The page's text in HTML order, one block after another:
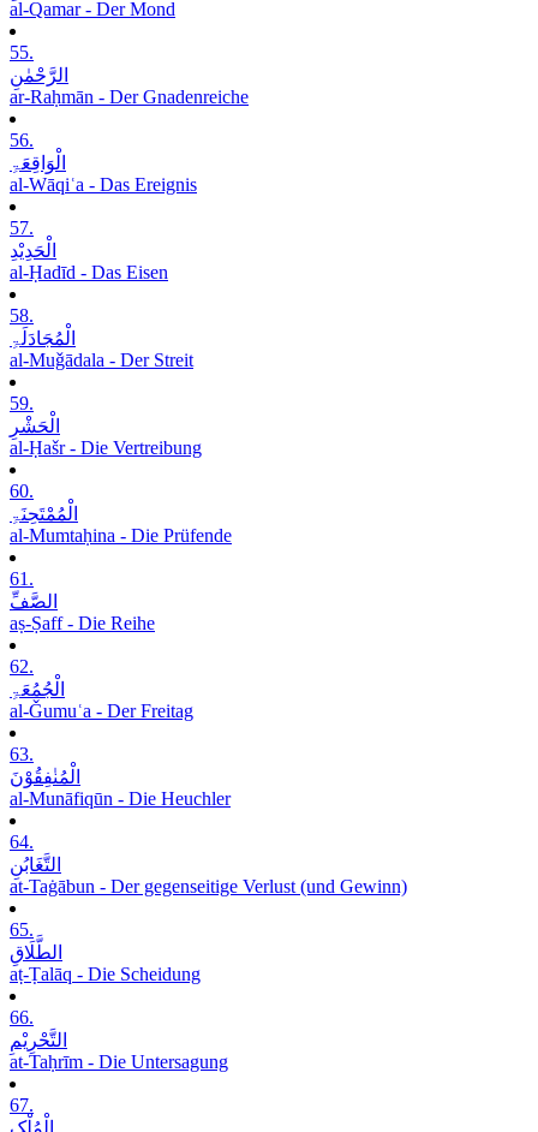
al-Qamar - Der Mond
55.
الرَّحْمٰنِ
ar-Raḥmān - Der Gnadenreiche
56.
الْوَاقِعَۃِ
al-Wāqiʿa - Das Ereignis
57.
الْحَدِیْدِ
al-Ḥadīd - Das Eisen
58.
الْمُجَادَلَۃِ
al-Muǧādala - Der Streit
59.
الْحَشْرِ
al-Ḥašr - Die Vertreibung
60.
الْمُمْتَحِنَۃِ
al-Mumtaḥina - Die Prüfende
61.
الصَّفِّ
aṣ-Ṣaff - Die Reihe
62.
الْجُمُعَۃِ
al-Ǧumuʿa - Der Freitag
63.
الْمُنٰفِقُوْنَ
al-Munāfiqūn - Die Heuchler
64.
التَّغَابُنِ
at-Taġābun - Der gegenseitige Verlust (und Gewinn)
65.
الطَّلَاقِ
aṭ-Ṭalāq - Die Scheidung
66.
التَّحْرِیْمِ
at-Taḥrīm - Die Untersagung
67.